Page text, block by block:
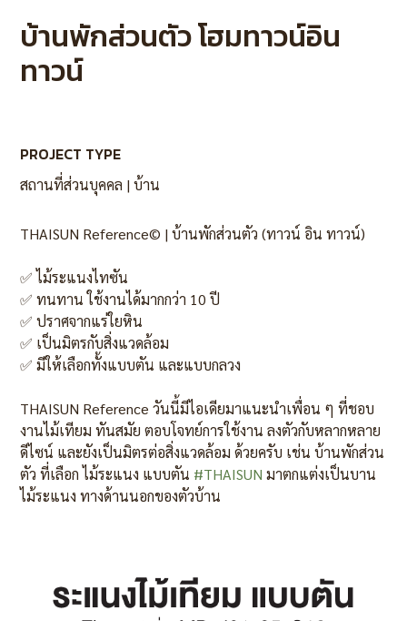
บ้านพักส่วนตัว โฮมทาวน์อิน
ทาวน์
PROJECT TYPE
สถานที่ส่วนบุคคล | บ้าน
THAISUN Reference©️ | บ้านพักส่วนตัว (ทาวน์ อิน ทาวน์)
✅ไม้ระแนงไทซัน
✅ทนทาน ใช้งานได้มากกว่า 10 ปี
✅ปราศจากแร่ใยหิน
✅ เป็นมิตรกับสิ่งแวดล้อม
✅มีให้เลือกทั้งแบบตัน และแบบกลวง
THAISUN Reference วันนี้มีไอเดียมาแนะนำเพื่อน ๆ ที่ชอบ
งานไม้เทียม ทันสมัย ตอบโจทย์การใช้งาน ลงตัวกับหลากหลาย
ดีไซน์ และยังเป็นมิตรต่อสิ่งแวดล้อม ด้วยครับ เช่น บ้านพักส่วน
ตัว ที่เลือก ไม้ระแนง แบบตัน #THAISUNมาตกแต่งเป็นบาน
ไม้ระแนง ทางด้านนอกของตัวบ้าน